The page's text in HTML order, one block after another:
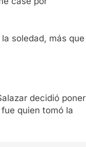
soledad, más que
decidió poner
quien tomó la